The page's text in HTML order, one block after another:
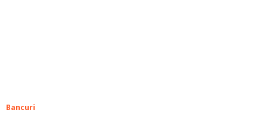
Bancuri